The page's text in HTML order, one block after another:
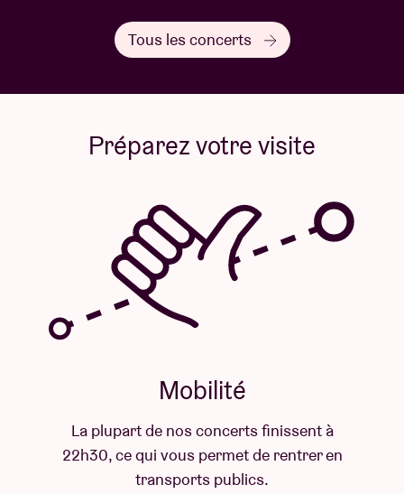
ARTISTIC PRODUCTION & DRAMATURGY - Marie
SOUND CREATION - Ashley Morgan x Martha Canga
Lazara Rosell Albear , Jhaya Caupenne ,
Jazz Sanusi , Magdelaine Hodebourg , Rose Samy
TECHNICAL DIRECTION - Michiel Soete
LIGHT DESIGN - Inès Isimbi
ARTISTIC & VOCAL ADVICE - Junior Akwety
COSTUME DESIGN - Godwin Agossah
PRODUCTION ASSISTANCE - Harmonie Tack
SCENOGRAPHICAL FABRIC - Lila John
IMAGES & ARCHIVES - Maryan Sayd, AD.mp4
COPRODUCTIONS - DE SINGEL , Ancienne Belgique ,
Viernulvier , Decoratelier,
Tous les concerts
Préparez votre visite
Mobilité
La plupart de nos concerts finissent à
22h30, ce qui vous permet de rentrer en
transports publics.